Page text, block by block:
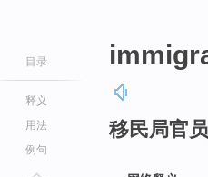
目录
释义
用法
例句
移民局官